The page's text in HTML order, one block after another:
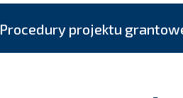
Procedury projektu